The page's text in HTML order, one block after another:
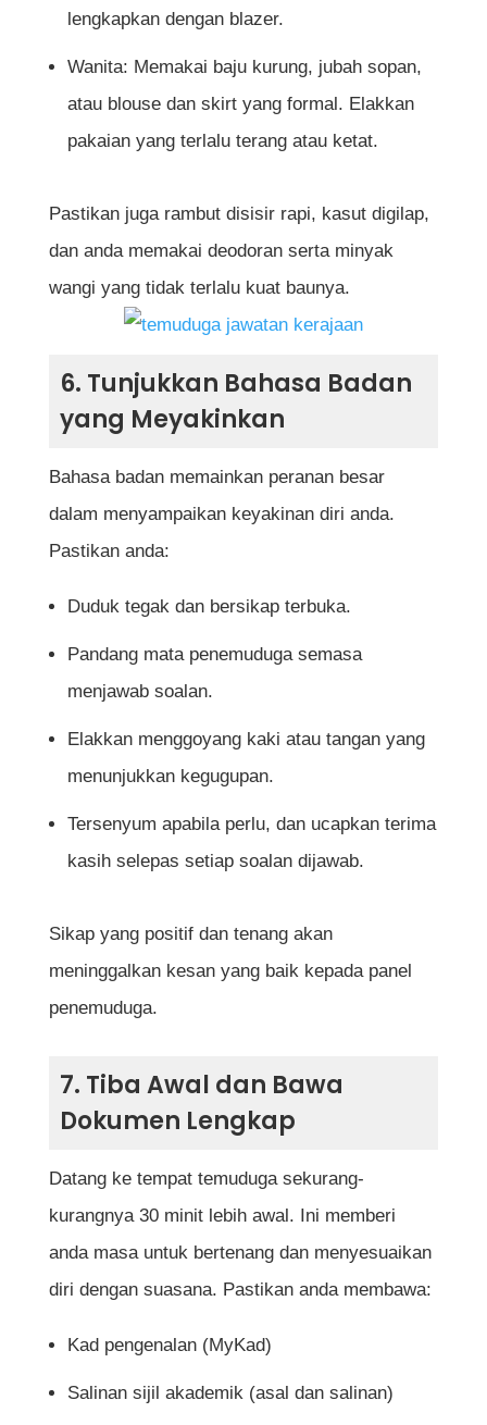
lengkapkan dengan blazer.
Wanita: Memakai baju kurung, jubah sopan,
atau blouse dan skirt yang formal. Elakkan
pakaian yang terlalu terang atau ketat.
Pastikan juga rambut disisir rapi, kasut digilap,
dan anda memakai deodoran serta minyak
wangi yang tidak terlalu kuat baunya.
6. Tunjukkan Bahasa Badan
yang Meyakinkan
Bahasa badan memainkan peranan besar
dalam menyampaikan keyakinan diri anda.
Pastikan anda:
Duduk tegak dan bersikap terbuka.
Pandang mata penemuduga semasa
menjawab soalan.
Elakkan menggoyang kaki atau tangan yang
menunjukkan kegugupan.
Tersenyum apabila perlu, dan ucapkan terima
kasih selepas setiap soalan dijawab.
Sikap yang positif dan tenang akan
meninggalkan kesan yang baik kepada panel
penemuduga.
7. Tiba Awal dan Bawa
Dokumen Lengkap
Datang ke tempat temuduga sekurang-
kurangnya 30 minit lebih awal. Ini memberi
anda masa untuk bertenang dan menyesuaikan
diri dengan suasana. Pastikan anda membawa:
Kad pengenalan (MyKad)
Salinan sijil akademik (asal dan salinan)